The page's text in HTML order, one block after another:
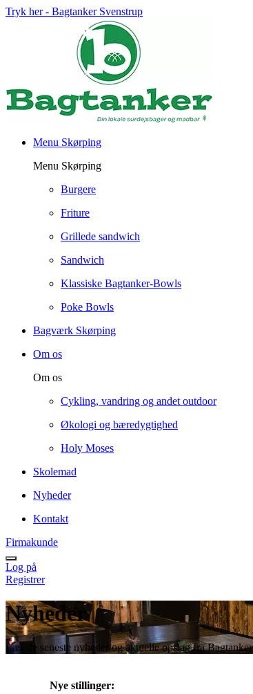
Tryk her - Bagtanker Svenstrup
Menu Skørping
Menu Skørping
Burgere
Friture
Grillede sandwich
Sandwich
Klassiske Bagtanker-Bowls
Poke Bowls
Bagværk Skørping
Om os
Om os
Cykling, vandring og andet outdoor
Økologi og bæredygtighed
Holy Moses
Skolemad
Nyheder
Kontakt
Firmakunde
Log på
Registrer
Nyheder
Læs de seneste nyheder og aktuelle opslag fra Bagtanker
Nye stillinger: